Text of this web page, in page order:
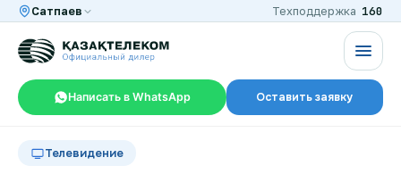
Сатпаев Техподдержка 160
Написать в WhatsApp Оставить заявку
Телевидение